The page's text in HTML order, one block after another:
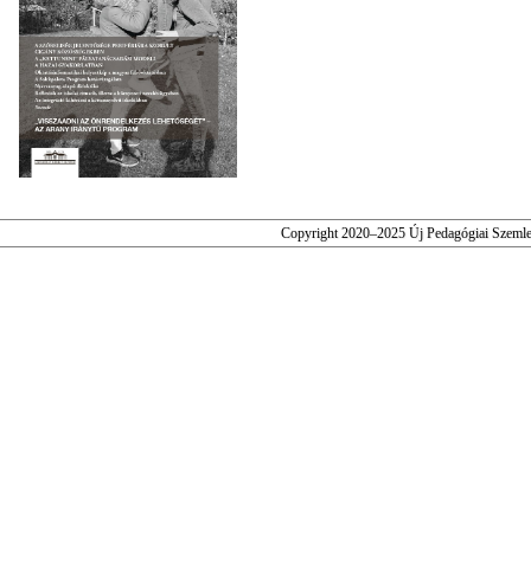
Copyright 2020–2025 Új Pedagógiai Szemle